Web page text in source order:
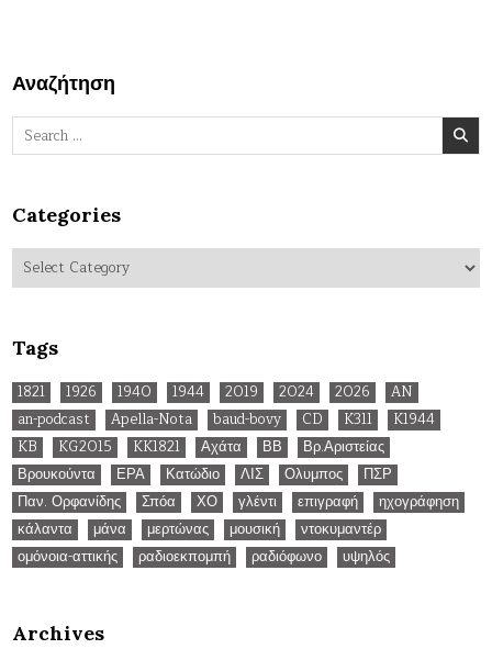
Αναζήτηση
Search
for:
Categories
Categories
Tags
1821 1926 1940 1944 2019 2024 2026
AN
an-podcast
Apella-Nota baud-bovy CD K311
K1944
KB
KG2015 KK1821 Αχάτα ΒΒ
Βρ.Αριστείας
Βρουκούντα
ΕΡΑ Κατώδιο ΛΙΣ Ολυμπος
ΠΣΡ
Παν. Ορφανίδης
Σπόα ΧΟ γλέντι επιγραφή
ηχογράφηση
κάλαντα
μάνα μερτώνας μουσική
ντοκυμαντέρ
ομόνοια-αττικής
ραδιοεκπομπή ραδιόφωνο υψηλός
Archives